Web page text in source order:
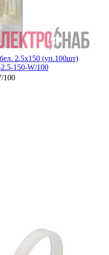
2.5х150 (уп.100шт)
150-W/100
100